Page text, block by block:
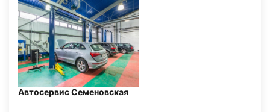
Автосервис Семеновская